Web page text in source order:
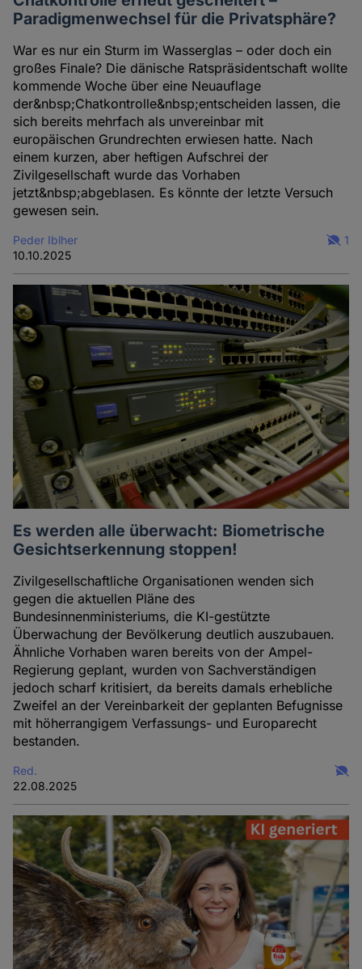
Paradigmenwechsel für die Privatsphäre?
War es nur ein Sturm im Wasserglas – oder doch ein
großes Finale? Die dänische Ratspräsidentschaft wollte
kommende Woche über eine Neuauflage
der&nbsp;Chatkontrolle&nbsp;entscheiden lassen, die
sich bereits mehrfach als unvereinbar mit
europäischen Grundrechten erwiesen hatte. Nach
einem kurzen, aber heftigen Aufschrei der
Zivilgesellschaft wurde das Vorhaben
jetzt&nbsp;abgeblasen. Es könnte der letzte Versuch
gewesen sein.
Peder Iblher
10.10.2025
1
Es werden alle überwacht: Biometrische
Gesichtserkennung stoppen!
Zivilgesellschaftliche Organisationen wenden sich
gegen die aktuellen Pläne des
Bundesinnenministeriums, die KI-gestützte
Überwachung der Bevölkerung deutlich auszubauen.
Ähnliche Vorhaben waren bereits von der Ampel-
Regierung geplant, wurden von Sachverständigen
jedoch scharf kritisiert, da bereits damals erhebliche
Zweifel an der Vereinbarkeit der geplanten Befugnisse
mit höherrangigem Verfassungs- und Europarecht
bestanden.
Red.
22.08.2025